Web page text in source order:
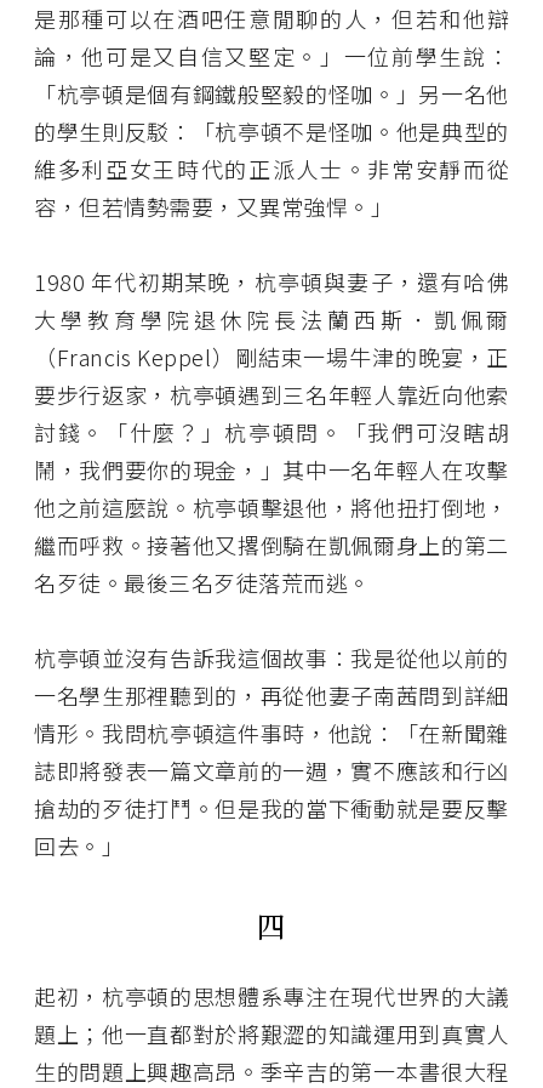
是那種可以在酒吧任意閒聊的人，但若和他辯
論，他可是又自信又堅定。」一位前學生說：
「杭亭頓是個有鋼鐵般堅毅的怪咖。」另一名他
的學生則反駁：「杭亭頓不是怪咖。他是典型的
維多利亞女王時代的正派人士。非常安靜而從
容，但若情勢需要，又異常強悍。」
1980 年代初期某晚，杭亭頓與妻子，還有哈佛
大學教育學院退休院長法蘭西斯．凱佩爾
（Francis Keppel）剛結束一場牛津的晚宴，正
要步行返家，杭亭頓遇到三名年輕人靠近向他索
討錢。「什麼？」杭亭頓問。「我們可沒瞎胡
鬧，我們要你的現金，」其中一名年輕人在攻擊
他之前這麼說。杭亭頓擊退他，將他扭打倒地，
繼而呼救。接著他又撂倒騎在凱佩爾身上的第二
名歹徒。最後三名歹徒落荒而逃。
杭亭頓並沒有告訴我這個故事：我是從他以前的
一名學生那裡聽到的，再從他妻子南茜問到詳細
情形。我問杭亭頓這件事時，他說：「在新聞雜
誌即將發表一篇文章前的一週，實不應該和行凶
搶劫的歹徒打鬥。但是我的當下衝動就是要反擊
回去。」
四
起初，杭亭頓的思想體系專注在現代世界的大議
題上；他一直都對於將艱澀的知識運用到真實人
生的問題上興趣高昂。季辛吉的第一本書很大程